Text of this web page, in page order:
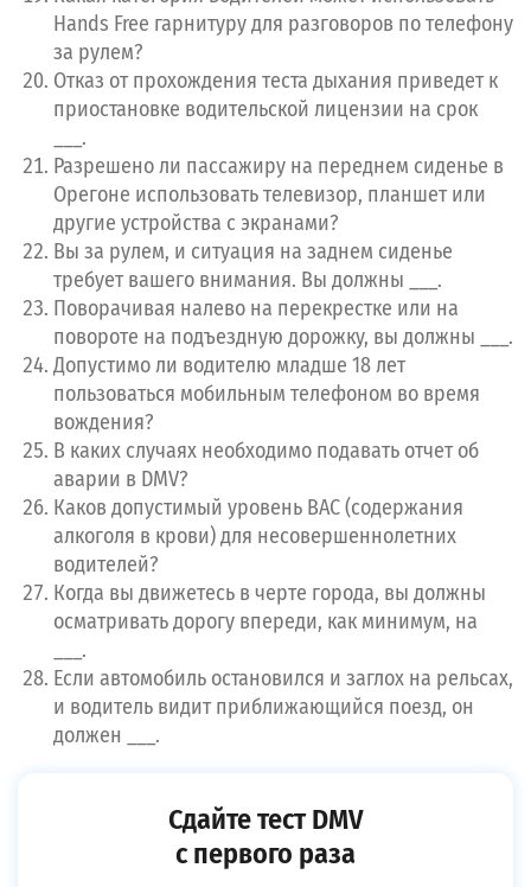
Hands Free гарнитуру для разговоров по телефону
за рулем?
Отказ от прохождения теста дыхания приведет к
приостановке водительской лицензии на срок
___.
Разрешено ли пассажиру на переднем сиденье в
Орегоне использовать телевизор, планшет или
другие устройства с экранами?
Вы за рулем, и ситуация на заднем сиденье
требует вашего внимания. Вы должны ___.
Поворачивая налево на перекрестке или на
повороте на подъездную дорожку, вы должны ___.
Допустимо ли водителю младше 18 лет
пользоваться мобильным телефоном во время
вождения?
В каких случаях необходимо подавать отчет об
аварии в DMV?
Каков допустимый уровень BAC (содержания
алкоголя в крови) для несовершеннолетних
водителей?
Когда вы движетесь в черте города, вы должны
осматривать дорогу впереди, как минимум, на
___.
Если автомобиль остановился и заглох на рельсах,
и водитель видит приближающийся поезд, он
должен ___.
Сдайте тест DMV
с первого раза